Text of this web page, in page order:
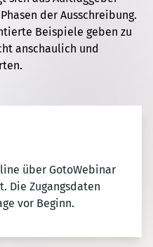
der Ausschreibung.
Beispiele geben zu
anschaulich und
über GotoWebinar
Die Zugangsdaten
vor Beginn.